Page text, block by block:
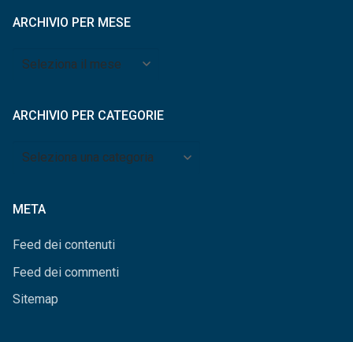
ARCHIVIO PER MESE
Archivio
ARCHIVIO PER CATEGORIE
Archivio
META
Feed dei contenuti
Feed dei commenti
Sitemap